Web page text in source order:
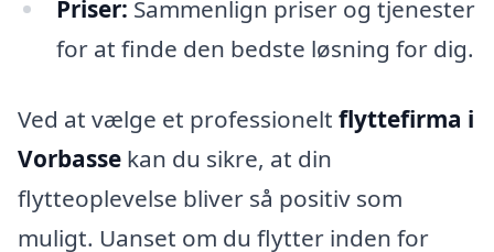
Priser: Sammenlign priser og tjenester
for at finde den bedste løsning for dig.
Ved at vælge et professionelt flyttefirma i
Vorbasse kan du sikre, at din
flytteoplevelse bliver så positiv som
muligt. Uanset om du flytter inden for